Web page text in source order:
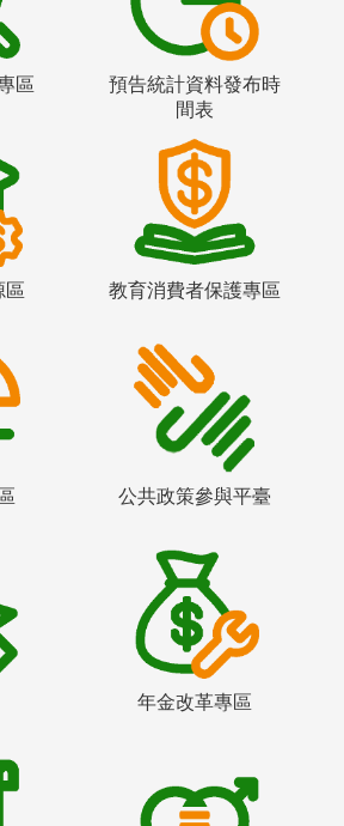
區
預告統計資料發布時
間表
區 教育消費者保護專區
公共政策參與平臺
年金改革專區